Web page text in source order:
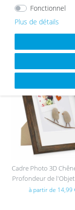
Cadre Photo Chalet
Bois Massif
à partir de 7,99
List
Cadre Photo 3D
Profondeur de l'Objet
à partir de 14,99
Fonctionnel
Plus de détails